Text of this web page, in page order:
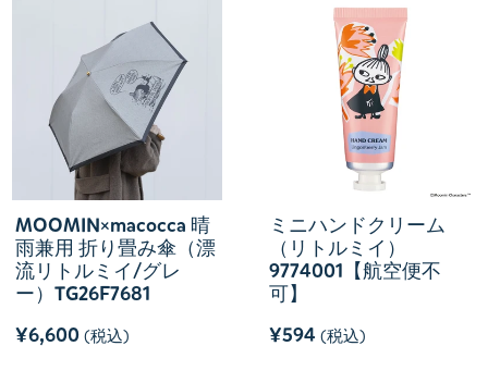
MOOMIN×macocca 晴
雨兼用 折り畳み傘（漂
流リトルミイ/グレ
ー）TG26F7681
¥6,600 (税込)
ミニハンドクリーム
（リトルミイ）
9774001【航空便不
可】
¥594 (税込)